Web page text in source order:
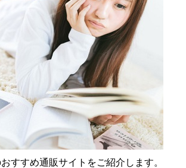
すすめ通販サイトをご紹介します。